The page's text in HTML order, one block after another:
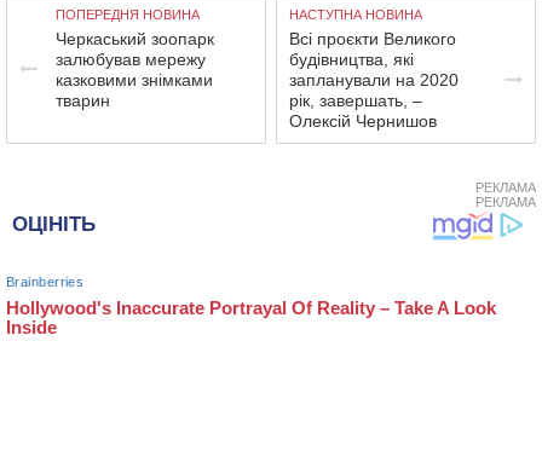
ПОПЕРЕДНЯ НОВИНА
Черкаський зоопарк
залюбував мережу
казковими знімками
тварин
НАСТУПНА НОВИНА
Всі проєкти Великого
будівництва, які
запланували на 2020
рік, завершать, –
Олексій Чернишов
РЕКЛАМА
РЕКЛАМА